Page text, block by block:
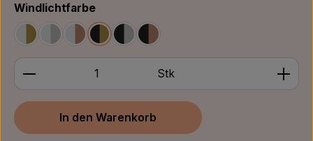
Windlichtfarbeauswählen
Weiß/GoldWeiß/Silber
Weiß/Bronze
Schwarz/Gold
Schwarz/Silber
Schwarz/Bronze
Produkt Anzahl: Gib den gewünschten Wert ein
Stk
In den Warenkorb